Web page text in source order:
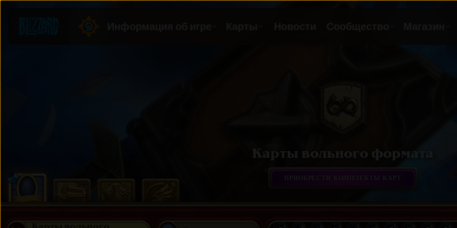
Карты вольного формата
ПРИОБРЕСТИ КОМПЛЕКТЫ КАРТ